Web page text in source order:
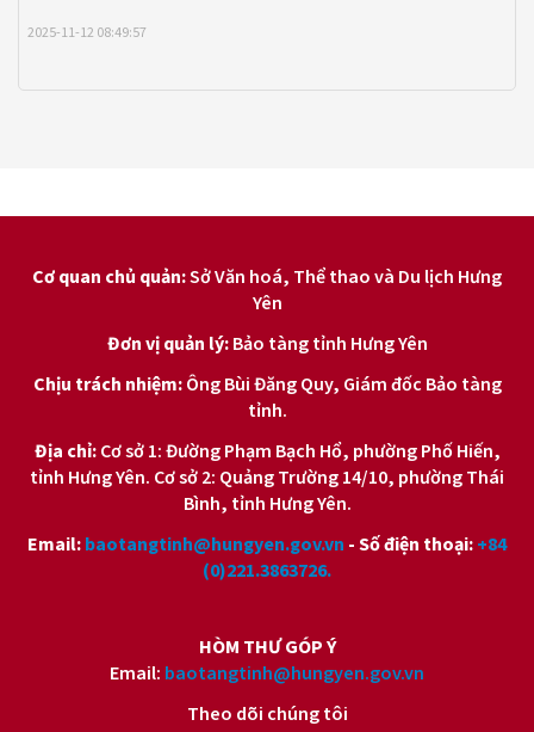
2025-11-12 08:49:57
Cơ quan chủ quản:Sở Văn hoá, Thể thao và Du lịch Hưng
Yên
Đơn vị quản lý:Bảo tàng tỉnh Hưng Yên
Chịu trách nhiệm:Ông Bùi Đăng Quy, Giám đốc Bảo tàng
tỉnh.
Địa chỉ:Cơ sở 1: Đường Phạm Bạch Hổ, phường Phố Hiến,
tỉnh Hưng Yên. Cơ sở 2: Quảng Trường 14/10, phường Thái
Bình, tỉnh Hưng Yên.
Email:baotangtinh@hungyen.gov.vn - Số điện thoại:+84
(0)221.3863726.
HÒM THƯ GÓP Ý
Email: baotangtinh@hungyen.gov.vn
Theo dõi chúng tôi